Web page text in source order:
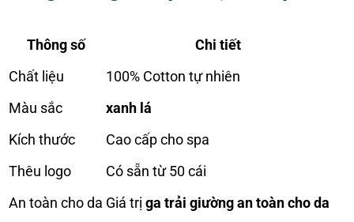
Thông số
Chi tiết
Chất liệu
100% Cotton tự nhiên
Màu sắc
xanh lá
Kích thước
Cao cấp cho spa
Thêu logo
Có sẵn từ 50 cái
An toàn cho da Giá trị ga trải giường an toàn cho da